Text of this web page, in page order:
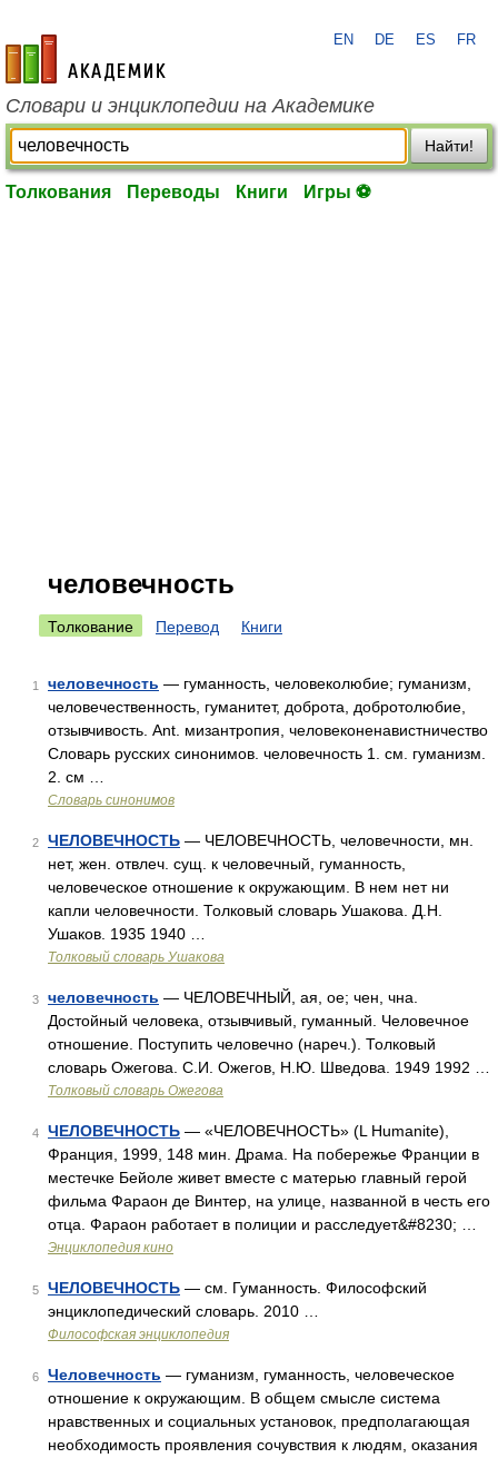
academic.ru
EN DE ES FR
Словари и энциклопедии на Академике
Найти!
Толкования Переводы Книги Игры ⚽
человечность
Толкование Перевод Книги
1 человечность — гуманность, человеколюбие; гуманизм,
человечественность, гуманитет, доброта, добротолюбие,
отзывчивость. Ant. мизантропия, человеконенавистничество
Словарь русских синонимов. человечность 1. см. гуманизм.
2. см …
Словарь синонимов
2 ЧЕЛОВЕЧНОСТЬ — ЧЕЛОВЕЧНОСТЬ, человечности, мн.
нет, жен. отвлеч. сущ. к человечный, гуманность,
человеческое отношение к окружающим. В нем нет ни
капли человечности. Толковый словарь Ушакова. Д.Н.
Ушаков. 1935 1940 …
Толковый словарь Ушакова
3 человечность — ЧЕЛОВЕЧНЫЙ, ая, ое; чен, чна.
Достойный человека, отзывчивый, гуманный. Человечное
отношение. Поступить человечно (нареч.). Толковый
словарь Ожегова. С.И. Ожегов, Н.Ю. Шведова. 1949 1992 …
Толковый словарь Ожегова
4 ЧЕЛОВЕЧНОСТЬ — «ЧЕЛОВЕЧНОСТЬ» (L Humanite),
Франция, 1999, 148 мин. Драма. На побережье Франции в
местечке Бейоле живет вместе с матерью главный герой
фильма Фараон де Винтер, на улице, названной в честь его
отца. Фараон работает в полиции и расследует&#8230; …
Энциклопедия кино
5 ЧЕЛОВЕЧНОСТЬ — см. Гуманность. Философский
энциклопедический словарь. 2010 …
Философская энциклопедия
6 Человечность — гуманизм, гуманность, человеческое
отношение к окружающим. В общем смысле система
нравственных и социальных установок, предполагающая
необходимость проявления сочувствия к людям, оказания